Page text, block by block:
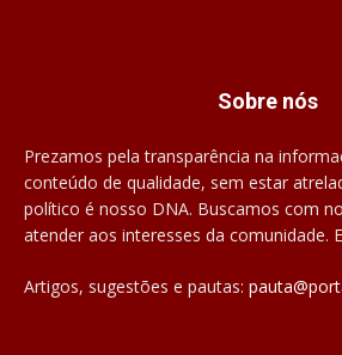
Sobre nós
Prezamos pela transparência na
conteúdo de qualidade, sem estar
político é nosso DNA. Buscamos com
atender aos interesses da comunidade.
Artigos, sugestões e pautas: